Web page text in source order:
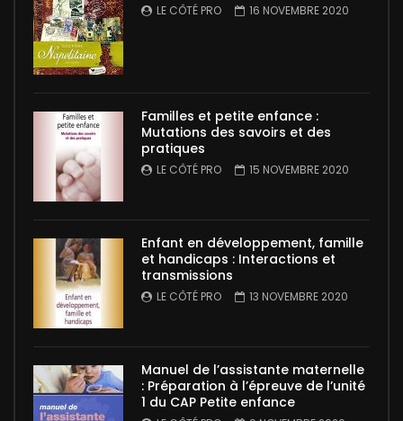
LE CÔTÉ PRO 16 NOVEMBRE 2020
Familles et petite enfance :
Mutations des savoirs et des
pratiques
LE CÔTÉ PRO 15 NOVEMBRE 2020
Enfant en développement, famille
et handicaps : Interactions et
transmissions
LE CÔTÉ PRO 13 NOVEMBRE 2020
Manuel de l’assistante maternelle
: Préparation à l’épreuve de l’unité
1 du CAP Petite enfance